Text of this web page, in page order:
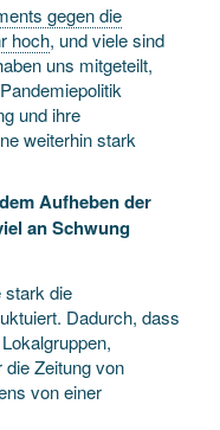
gegen die
hoch, und viele sind
uns mitgeteilt,
und ihre
weiterhin stark
Aufheben der
an Schwung
stark die
Dadurch, dass
Zeitung von
von einer